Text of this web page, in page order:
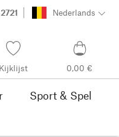
Nederlands
Kijklijst 0,00 €
Sport & Spel